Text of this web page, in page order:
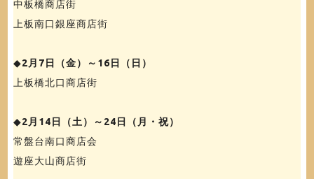
中板橋商店街
上板南口銀座商店街
◆2月7日（金）～16日（日）
上板橋北口商店街
◆2月14日（土）～24日（月・祝）
常盤台南口商店会
遊座大山商店街